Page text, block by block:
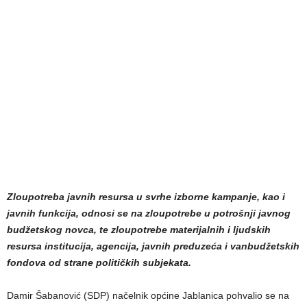
Zloupotreba javnih resursa u svrhe izborne kampanje, kao i
javnih funkcija, odnosi se na zloupotrebe u potrošnji javnog
budžetskog novca, te zloupotrebe materijalnih i ljudskih
resursa institucija, agencija, javnih preduzeća i vanbudžetskih
fondova od strane političkih subjekata.
Damir Šabanović (SDP) načelnik općine Jablanica pohvalio se na